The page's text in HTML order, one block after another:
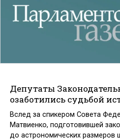
Депутаты
озаботились судьбой
Вслед за спикером Совета
Матвиенко, подготовившей
до астрономических размеров